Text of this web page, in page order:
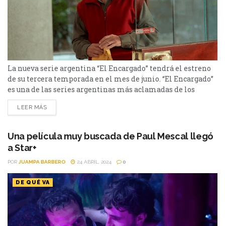
La nueva serie argentina “El Encargado” tendrá el estreno
de su tercera temporada en el mes de junio. “El Encargado”
es una de las series argentinas más aclamadas de los
últimos años y los fanáticos no pueden esperar al estreno
de su tercera temporada. La serie es una comedia
encargado de...
LEER MÁS
Una película muy buscada de Paul Mescal llegó
a Star+
POR JUAMPA BARBERO 24 ABRIL, 2024 0
DE QUÉ VA